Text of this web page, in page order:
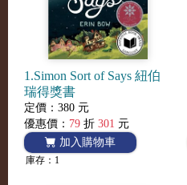
1.Simon Sort of Says 紐伯
瑞得獎書
定價：380 元
優惠價： 79 折 301 元
加入購物車
庫存：1